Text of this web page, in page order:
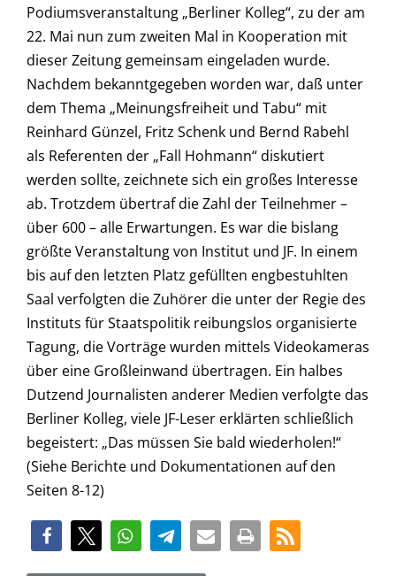
Podiumsveranstaltung „Berliner Kolleg“, zu der am
22. Mai nun zum zweiten Mal in Kooperation mit
dieser Zeitung gemeinsam eingeladen wurde.
Nachdem bekanntgegeben worden war, daß unter
dem Thema „Meinungsfreiheit und Tabu“ mit
Reinhard Günzel, Fritz Schenk und Bernd Rabehl
als Referenten der „Fall Hohmann“ diskutiert
werden sollte, zeichnete sich ein großes Interesse
ab. Trotzdem übertraf die Zahl der Teilnehmer –
über 600 – alle Erwartungen. Es war die bislang
größte Veranstaltung von Institut und JF. In einem
bis auf den letzten Platz gefüllten engbestuhlten
Saal verfolgten die Zuhörer die unter der Regie des
Instituts für Staatspolitik reibungslos organisierte
Tagung, die Vorträge wurden mittels Videokameras
über eine Großleinwand übertragen. Ein halbes
Dutzend Journalisten anderer Medien verfolgte das
Berliner Kolleg, viele JF-Leser erklärten schließlich
begeistert: „Das müssen Sie bald wiederholen!“
(Siehe Berichte und Dokumentationen auf den
Seiten 8-12)